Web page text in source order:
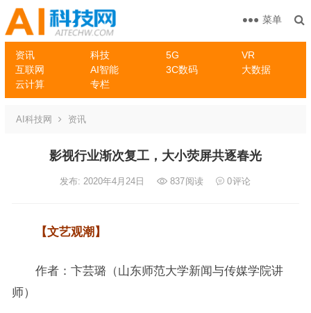
资讯 科技 5G
VR
互联网
AI智能 3C数码
大数据
云计算
专栏
菜单
AI科技网 资讯
影视行业渐次复工，大小荧屏共逐春光
发布: 2020年4月24日 837阅读 0评论
【文艺观潮】
作者：卞芸璐（山东师范大学新闻与传媒学院讲
师）